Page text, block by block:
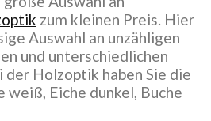
zum kleinen Preis. Hier
Auswahl an unzähligen
und unterschiedlichen
der Holzoptik haben Sie die
weiß, Eiche dunkel, Buche